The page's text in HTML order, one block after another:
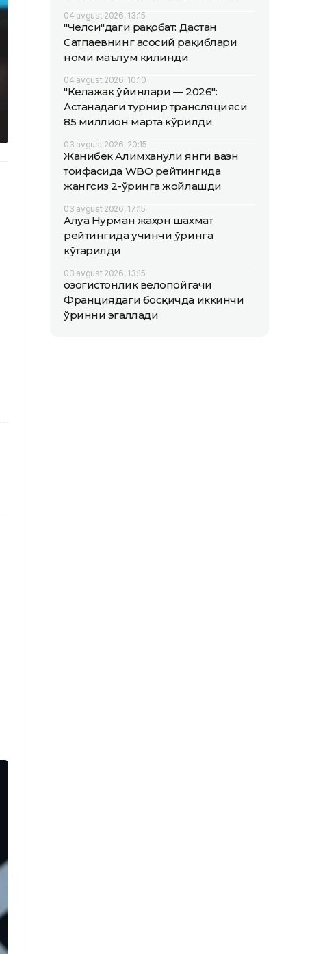
04 avgust 2026, 13:15
"Челси"даги рақобат: Дастан
Сатпаевнинг асосий рақиблари
номи маълум қилинди
04 avgust 2026, 10:10
"Келажак ўйинлари — 2026":
Астанадаги турнир трансляцияси
85 миллион марта кўрилди
03 avgust 2026, 20:15
Жанибек Алимханули янги вазн
тоифасида WBO рейтингида
жангсиз 2-ўринга жойлашди
03 avgust 2026, 17:15
Алуа Нурман жаҳон шахмат
рейтингида учинчи ўринга
кўтарилди
03 avgust 2026, 13:15
Қозоғистонлик велопойгачи
Франциядаги босқичда иккинчи
ўринни эгаллади